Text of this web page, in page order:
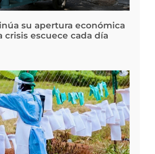
su apertura económica
crisis escuece cada día